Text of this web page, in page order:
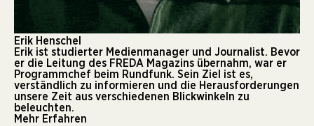
Erik Henschel
Erik ist studierter Medienmanager und Journalist. Bevor
er die Leitung des FREDA Magazins übernahm, war er
Programmchef beim Rundfunk. Sein Ziel ist es,
verständlich zu informieren und die Herausforderungen
unsere Zeit aus verschiedenen Blickwinkeln zu
beleuchten.
Mehr Erfahren